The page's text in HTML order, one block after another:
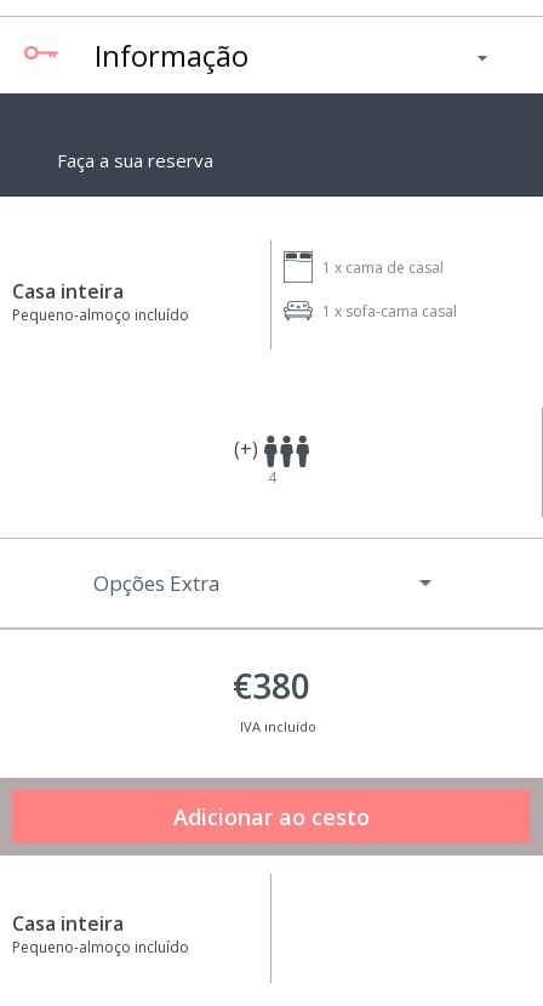
Informação
Faça a sua reserva
Casa inteira
Pequeno-almoço incluído
1 x cama de casal
1 x sofa-cama casal
(+)
4
Opções Extra
€380
IVA incluído
Casa inteira
Pequeno-almoço incluído